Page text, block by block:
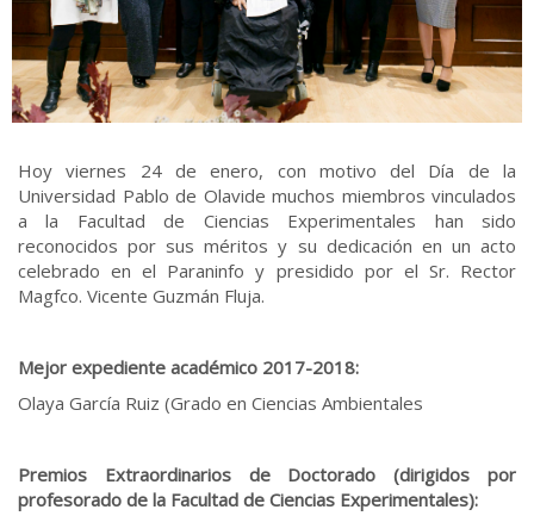
Hoy viernes 24 de enero, con motivo del Día de la
Universidad Pablo de Olavide muchos miembros vinculados
a la Facultad de Ciencias Experimentales han sido
reconocidos por sus méritos y su dedicación en un acto
celebrado en el Paraninfo y presidido por el Sr. Rector
Magfco. Vicente Guzmán Fluja.
Mejor expediente académico 2017-2018:
Olaya García Ruiz (Grado en Ciencias Ambientales
Premios Extraordinarios de Doctorado (dirigidos por
profesorado de la Facultad de Ciencias Experimentales):